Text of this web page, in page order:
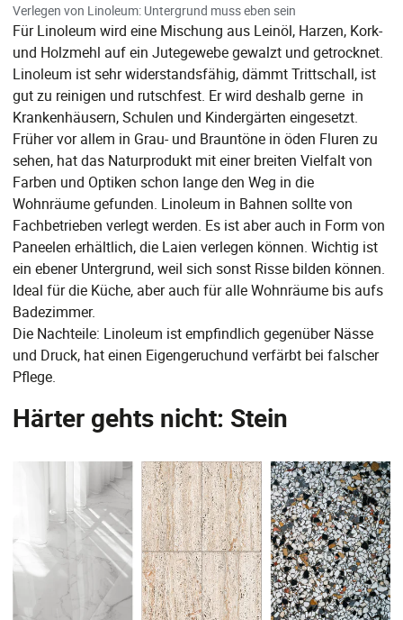
Verlegen von Linoleum: Untergrund muss eben sein
Für Linoleum wird eine Mischung aus Leinöl, Harzen, Kork-
und Holzmehl auf ein Jutegewebe gewalzt und getrocknet.
Linoleum ist sehr widerstandsfähig, dämmt Trittschall, ist
gut zu reinigen und rutschfest. Er wird deshalb gerne in
Krankenhäusern, Schulen und Kindergärten eingesetzt.
Früher vor allem in Grau- und Brauntöne in öden Fluren zu
sehen, hat das Naturprodukt mit einer breiten Vielfalt von
Farben und Optiken schon lange den Weg in die
Wohnräume gefunden. Linoleum in Bahnen sollte von
Fachbetrieben verlegt werden. Es ist aber auch in Form von
Paneelen erhältlich, die Laien verlegen können. Wichtig ist
ein ebener Untergrund, weil sich sonst Risse bilden können.
Ideal für die Küche, aber auch für alle Wohnräume bis aufs
Badezimmer.
Die Nachteile: Linoleum ist empfindlich gegenüber Nässe
und Druck, hat einen Eigengeruchund verfärbt bei falscher
Pflege.
Härter gehts nicht: Stein